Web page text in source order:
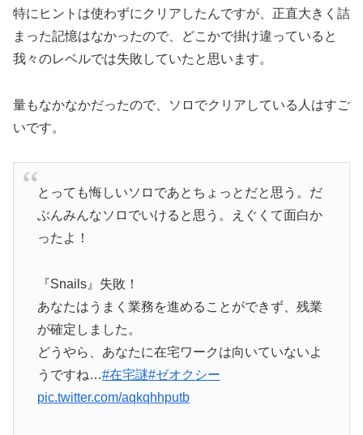
特にヒントは使わずにクリアしたんですが、正直大きく詰
まった記憶はなかったので、どこかで掛け違っていると
我々のレベルでは失敗していたと思います。
量もなかなかだったので、ソロでクリアしている人はすご
いです。
とっても悔しいソロであとちょっとだと思う。だ
ぶんみんなソロでいけると思う。えぐくて面白か
ったよ！
『Snails』失敗！
あなたはうまく業務を進めることができず、残業
が確定しました。
どうやら、あなたに在宅ワークは向いていないよ
うですね…#在宅謎#ゼオクシー
pic.twitter.com/aqkqhhputb